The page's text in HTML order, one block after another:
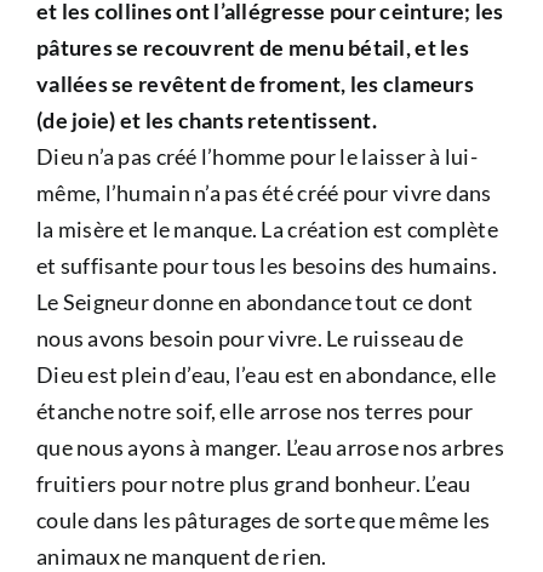
et les collines ont l’allégresse pour ceinture; les
pâtures se recouvrent de menu bétail, et les
vallées se revêtent de froment, les clameurs
(de joie) et les chants retentissent.
Dieu n’a pas créé l’homme pour le laisser à lui-
même, l’humain n’a pas été créé pour vivre dans
la misère et le manque. La création est complète
et suffisante pour tous les besoins des humains.
Le Seigneur donne en abondance tout ce dont
nous avons besoin pour vivre. Le ruisseau de
Dieu est plein d’eau, l’eau est en abondance, elle
étanche notre soif, elle arrose nos terres pour
que nous ayons à manger. L’eau arrose nos arbres
fruitiers pour notre plus grand bonheur. L’eau
coule dans les pâturages de sorte que même les
animaux ne manquent de rien.